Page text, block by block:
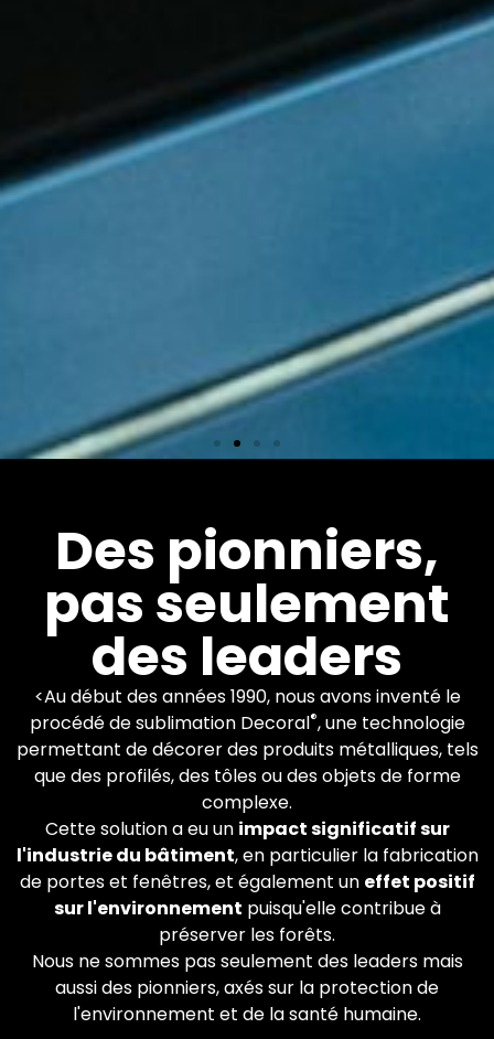
Équipements
Plus de 600 machines
Decoral dans le monde.
Vous appliquez les finitions
que vous souhaitez.
En savoir plus
Des pionniers,
pas seulement
des leaders
<Au début des années 1990, nous avons inventé le
procédé de sublimation Decoral®, une technologie
permettant de décorer des produits métalliques, tels
que des profilés, des tôles ou des objets de forme
complexe.
Cette solution a eu un impact significatif sur
l'industrie du bâtiment, en particulier la fabrication
de portes et fenêtres, et également un effet positif
sur l'environnement puisqu'elle contribue à
préserver les forêts.
Nous ne sommes pas seulement des leaders mais
aussi des pionniers, axés sur la protection de
l'environnement et de la santé humaine.